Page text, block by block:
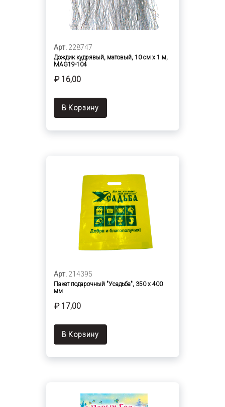
Арт. 228747
Дождик кудрявый, матовый, 10 см х 1 м,
MAG19-104
₽ 16,00
В Корзину
Арт. 214395
Пакет подарочный "Усадьба", 350 х 400
мм
₽ 17,00
В Корзину